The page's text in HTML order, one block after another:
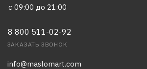
с 09:00 до 21:00
8 800 511-02-92
ЗАКАЗАТЬ ЗВОНОК
info@maslomart.com